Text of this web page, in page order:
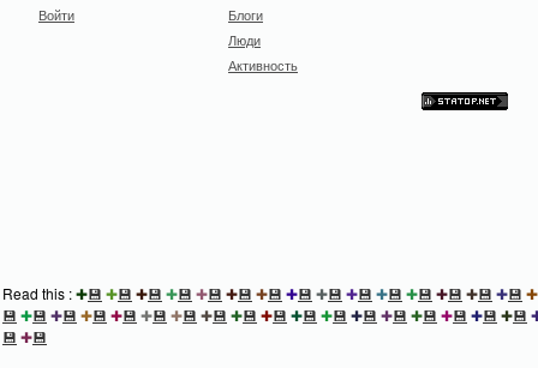
Войти
Блоги
Люди
Активность
Read this :✚💾 ✚💾 ✚💾 ✚💾 ✚💾 ✚💾 ✚💾 ✚💾 ✚💾 ✚💾 ✚💾 ✚💾 ✚💾 ✚💾 ✚💾 ✚
💾 ✚💾 ✚💾 ✚💾 ✚💾 ✚💾 ✚💾 ✚💾 ✚💾 ✚💾 ✚💾 ✚💾 ✚💾 ✚💾 ✚💾 ✚💾 ✚💾 ✚💾
💾 ✚💾